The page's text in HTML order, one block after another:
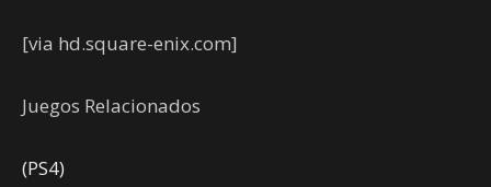
[via hd.square-enix.com]
Juegos Relacionados
(PS4)